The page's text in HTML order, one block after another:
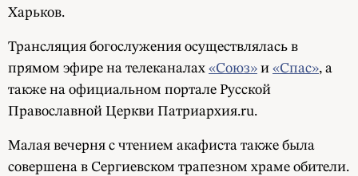
Харьков.
Трансляция богослужения осуществлялась в
прямом эфире на телеканалах «Союз» и «Спас», а
также на официальном портале Русской
Православной Церкви Патриархия.ru.
Малая вечерня с чтением акафиста также была
совершена в Сергиевском трапезном храме обители.